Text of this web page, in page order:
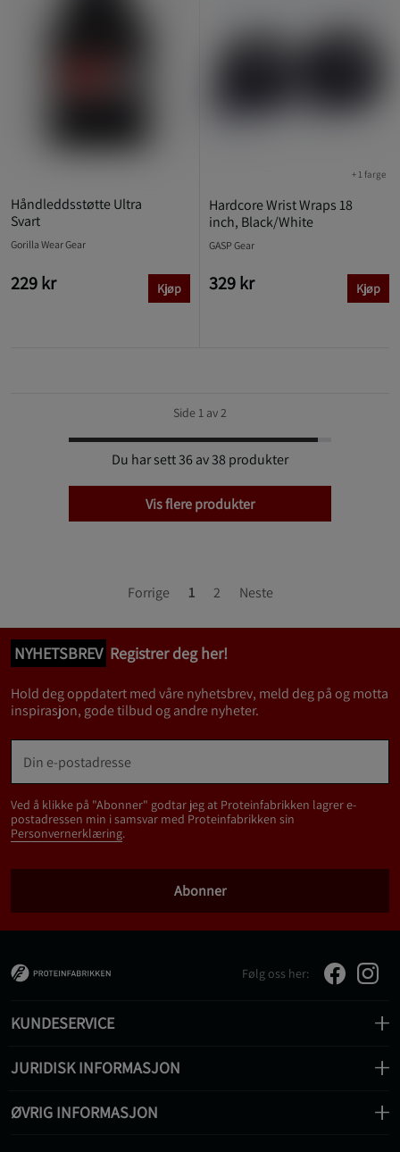
Håndleddsstøtte Ultra
Svart
Gorilla Wear Gear
229 kr Kjøp
Hardcore Wrist Wraps 18
inch, Black/White
+ 1 farge
GASP Gear
329 kr Kjøp
Side 1 av 2
Du har sett 36 av 38 produkter
Vis flere produkter
Forrige 1 2 Neste
NYHETSBREV Registrer deg her!
Hold deg oppdatert med våre nyhetsbrev, meld deg på og motta
inspirasjon, gode tilbud og andre nyheter.
Ved å klikke på "Abonner" godtar jeg at Proteinfabrikken lagrer e-
postadressen min i samsvar med Proteinfabrikken sin
Personvernerklæring.
Abonner
Følg oss her:
KUNDESERVICE
JURIDISK INFORMASJON
ØVRIG INFORMASJON